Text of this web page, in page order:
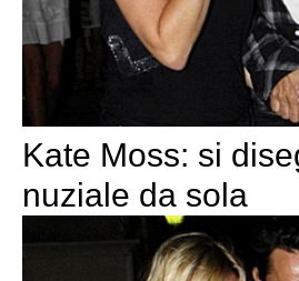
Kate Moss: si
nuziale da sola